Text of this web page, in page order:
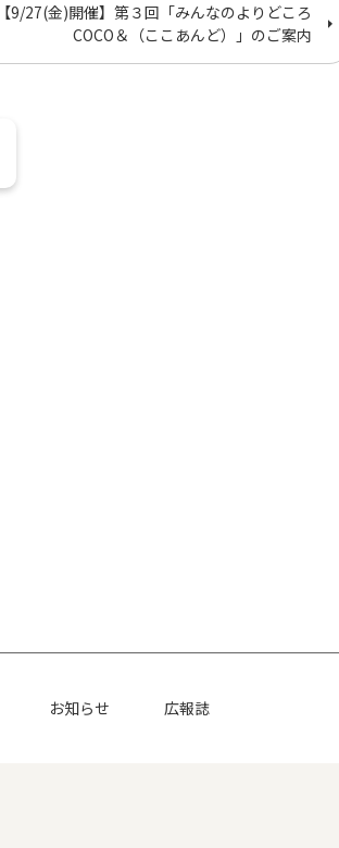
【9/27(金)開催】第３回「みんなのよりどころ
COCO＆（ここあんど）」のご案内
お知らせ 広報誌